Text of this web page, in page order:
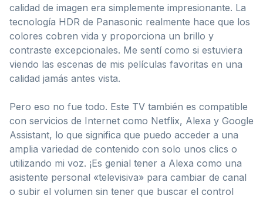
calidad de imagen era simplemente impresionante. La
tecnología HDR de Panasonic realmente hace que los
colores cobren vida y proporciona un brillo y
contraste excepcionales. Me sentí como si estuviera
viendo las escenas de mis películas favoritas en una
calidad jamás antes vista.
Pero eso no fue todo. Este TV también es compatible
con servicios de Internet como Netflix, Alexa y Google
Assistant, lo que significa que puedo acceder a una
amplia variedad de contenido con solo unos clics o
utilizando mi voz. ¡Es genial tener a Alexa como una
asistente personal «televisiva» para cambiar de canal
o subir el volumen sin tener que buscar el control